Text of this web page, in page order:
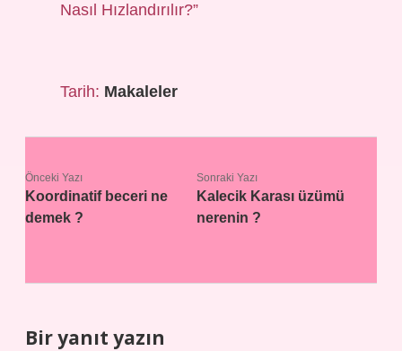
Nasıl Hızlandırılır?”
Tarih: Makaleler
Önceki Yazı
Koordinatif beceri ne
demek ?
Sonraki Yazı
Kalecik Karası üzümü
nerenin ?
Bir yanıt yazın